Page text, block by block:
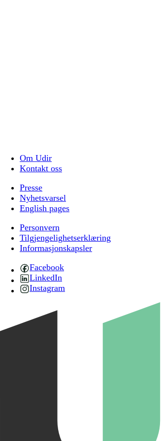
Om Udir
Kontakt oss
Presse
Nyhetsvarsel
English pages
Personvern
Tilgjengelighetserklæring
Informasjonskapsler
Facebook
LinkedIn
Instagram